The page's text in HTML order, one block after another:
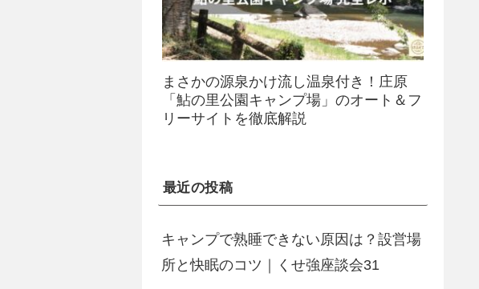
まさかの源泉かけ流し温泉付き！庄原
「鮎の里公園キャンプ場」のオート＆フ
リーサイトを徹底解説
最近の投稿
キャンプで熟睡できない原因は？設営場
所と快眠のコツ｜くせ強座談会31